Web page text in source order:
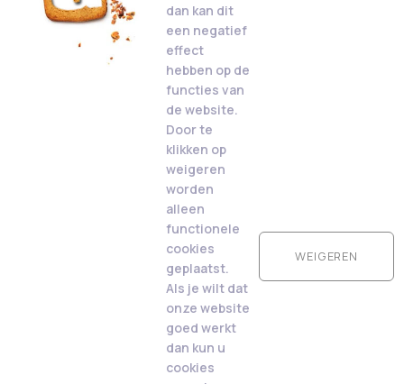
dan kan dit
een negatief
effect
hebben op de
functies van
de website.
Door te
klikken op
weigeren
worden
alleen
functionele
cookies
geplaatst.
Als je wilt dat
onze website
goed werkt
dan kun u
cookies
WEIGEREN